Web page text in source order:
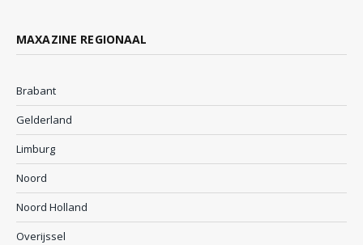
MAXAZINE REGIONAAL
Brabant
Gelderland
Limburg
Noord
Noord Holland
Overijssel